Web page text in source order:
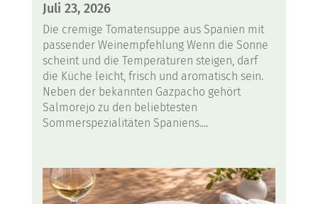
Juli 23, 2026
Die cremige Tomatensuppe aus Spanien mit
passender Weinempfehlung Wenn die Sonne
scheint und die Temperaturen steigen, darf
die Küche leicht, frisch und aromatisch sein.
Neben der bekannten Gazpacho gehört
Salmorejo zu den beliebtesten
Sommerspezialitäten Spaniens....